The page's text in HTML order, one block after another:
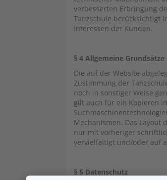
verbesserten Erbringung
Tanzschule berücksichtigt
Interessen der Kunden.
§ 4 Allgemeine Grundsätze
Die auf der Website
Zustimmung der
noch in sonstiger Weise
gilt auch für ein Kopieren
Mechanismen. Das Layout
nur mit vorheriger
vervielfältigt und/oder auf
§ 5 Datenschutz